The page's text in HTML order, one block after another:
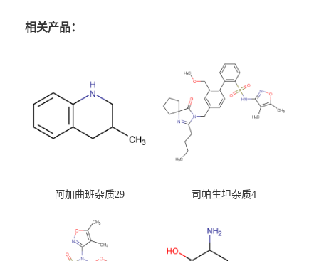
相关产品：
阿加曲班杂质29 司帕生坦杂质4